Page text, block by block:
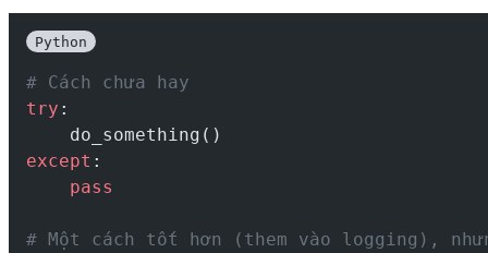
Python
# Cách chưa hay
try :
    do_something()
except :
pass
# Một cách tốt hơn (them vào logging),